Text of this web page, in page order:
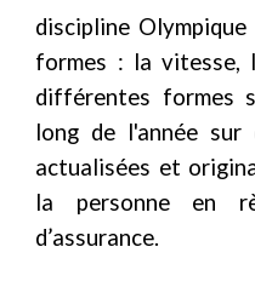
discipline
formes : la vitesse,
différentes formes
long de l'année sur
actualisées et
la personne en
d’assurance.